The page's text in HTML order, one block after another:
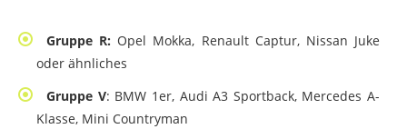
Gruppe R: Opel Mokka, Renault Captur, Nissan Juke
oder ähnliches
Gruppe V: BMW 1er, Audi A3 Sportback, Mercedes A-
Klasse, Mini Countryman